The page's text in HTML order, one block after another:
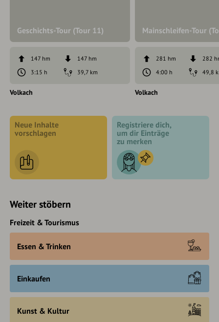
Geschichts-Tour (Tour 11)
147 hm
147 hm
3:15 h
39,7 km
Volkach
Mainschleifen-Tour
281 hm
282
4:00 h
49,8
Volkach
Neue Inhalte
vorschlagen
Registriere dich,
um dir Einträge
zu merken
Weiter stöbern
Freizeit & Tourismus
Essen & Trinken
Einkaufen
Kunst & Kultur